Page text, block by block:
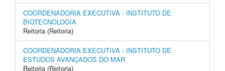
COORDENADORIA EXECUTIVA - INSTITUTO DE
BIOTECNOLOGIA
Reitoria (Reitoria)
COORDENADORIA EXECUTIVA - INSTITUTO DE
ESTUDOS AVANÇADOS DO MAR
Reitoria (Reitoria)